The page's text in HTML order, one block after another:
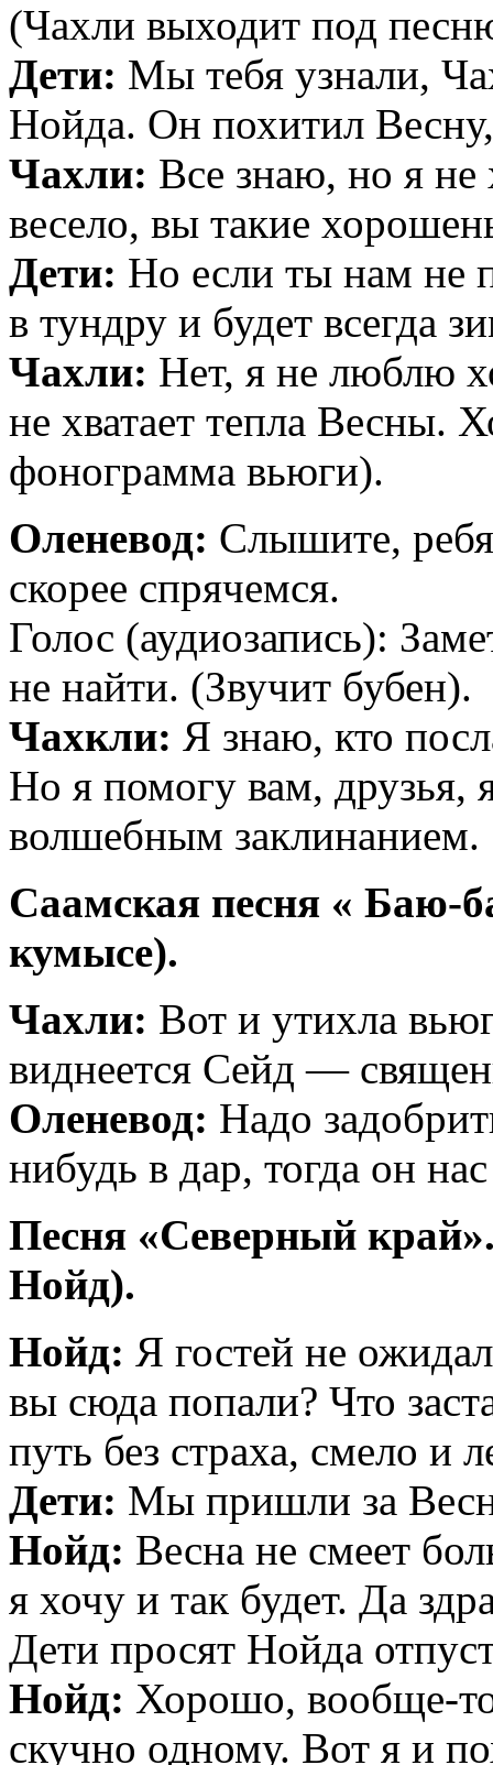
(Чахли выходит под
Дети: Мы тебя узнали,
Нойда. Он похитил
Чахли: Все знаю, но я не
весело, вы такие
Дети: Но если ты нам не
в тундру и будет всегда
Чахли: Нет, я не люблю
не хватает тепла Весны.
фонограмма вьюги).
Оленевод: Слышите,
скорее спрячемся.
Голос (аудиозапись):
не найти. (Звучит бубен).
Чахкли: Я знаю, кто
Но я помогу вам,
волшебным заклинанием.
Саамская песня « Баю-
кумысе).
Чахли: Вот и утихла
виднеется Сейд —
Оленевод: Надо
нибудь в дар, тогда он
Песня «Северный
Нойд).
Нойд: Я гостей не
вы сюда попали? Что
путь без страха, смело и
Дети: Мы пришли за
Нойд: Весна не смеет
я хочу и так будет. Да
Дети просят Нойда
Нойд: Хорошо, вообще-
скучно одному. Вот я и